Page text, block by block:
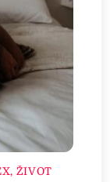
ŽIVOT